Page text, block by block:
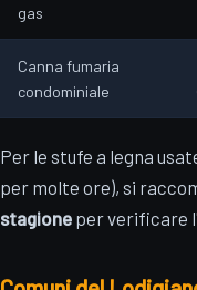
gas
Canna fumaria
condominiale
Per le stufe a legna
per molte ore), si
stagione per verificare